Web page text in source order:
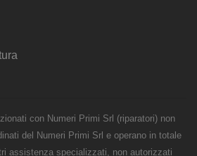
con Numeri Primi Srl (riparatori) non
del Numeri Primi Srl e operano in totale
assistenza specializzati, non autorizzati